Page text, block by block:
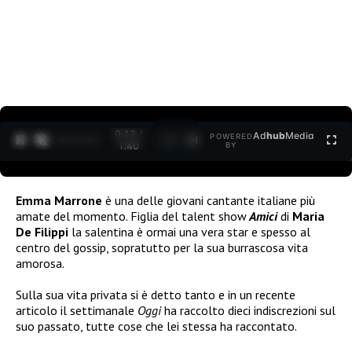
0:12 /
1:40
POWERED
BY
AdhubMedia
Emma Marrone è una delle giovani cantante italiane più
amate del momento. Figlia del talent showAmicidi Maria
De Filippi la salentina è ormai una vera star e spesso al
centro del gossip, sopratutto per la sua burrascosa vita
amorosa.
Sulla sua vita privata si è detto tanto e in un recente
articolo il settimanale Oggiha raccolto dieci indiscrezioni sul
suo passato, tutte cose che lei stessa ha raccontato.